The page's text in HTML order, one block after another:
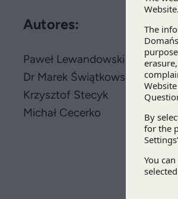
Autores:
Paweł Lewandowski
Dr Marek Świątkowski
Krzysztof Stecyk
Michał Cecerko